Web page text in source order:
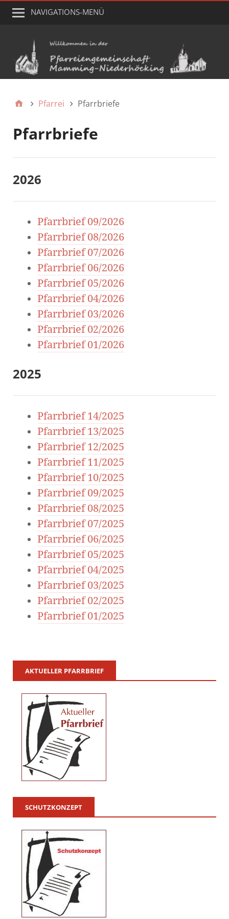
NAVIGATIONS-MENÜ
Pfarrei Pfarrbriefe
Pfarrbriefe
2026
Pfarrbrief 09/2026
Pfarrbrief 08/2026
Pfarrbrief 07/2026
Pfarrbrief 06/2026
Pfarrbrief 05/2026
Pfarrbrief 04/2026
Pfarrbrief 03/2026
Pfarrbrief 02/2026
Pfarrbrief 01/2026
2025
Pfarrbrief 14/2025
Pfarrbrief 13/2025
Pfarrbrief 12/2025
Pfarrbrief 11/2025
Pfarrbrief 10/2025
Pfarrbrief 09/2025
Pfarrbrief 08/2025
Pfarrbrief 07/2025
Pfarrbrief 06/2025
Pfarrbrief 05/2025
Pfarrbrief 04/2025
Pfarrbrief 03/2025
Pfarrbrief 02/2025
Pfarrbrief 01/2025
AKTUELLER PFARRBRIEF
SCHUTZKONZEPT